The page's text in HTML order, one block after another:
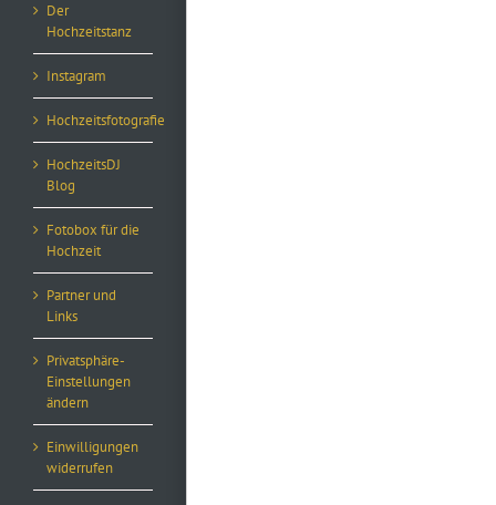
Der
Hochzeitstanz
Instagram
Hochzeitsfotografie
HochzeitsDJ
Blog
Fotobox für die
Hochzeit
Partner und
Links
Privatsphäre-
Einstellungen
ändern
Einwilligungen
widerrufen